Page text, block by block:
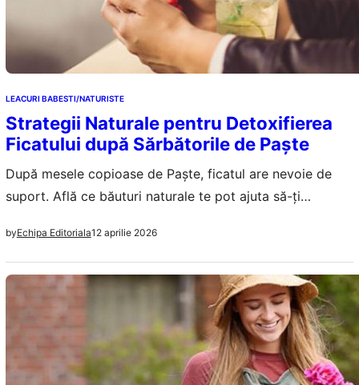
LEACURI BABESTI/NATURISTE
Strategii Naturale pentru Detoxifierea
Ficatului după Sărbătorile de Paște
După mesele copioase de Paște, ficatul are nevoie de
suport. Află ce băuturi naturale te pot ajuta să-ți
byEchipa Editoriala12 aprilie 2026